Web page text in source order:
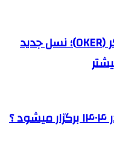
معرفی کرکره فولادی اوکر (OKER)؛ نسل جدید
؟